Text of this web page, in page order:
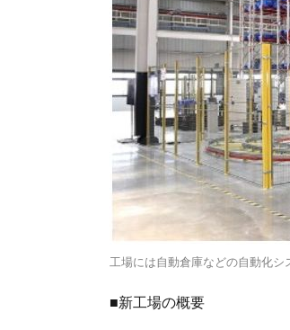
工場には自動倉庫などの自動化シ
■新工場の概要